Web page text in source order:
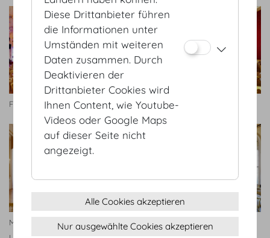
Festsaal Künstlerzimmer
Maria Theresien Appartement
Wintergarten
Diese Drittanbieter führen
die Informationen unter
Umständen mit weiteren
Daten zusammen. Durch
Deaktivieren der
Drittanbieter Cookies wird
Ihnen Content, wie Youtube-
Videos oder Google Maps
auf dieser Seite nicht
angezeigt.
Alle Cookies akzeptieren
Nur ausgewählte Cookies akzeptieren